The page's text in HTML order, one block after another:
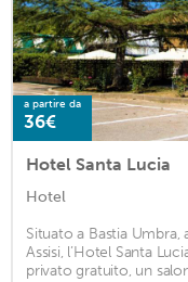
a partire da
36€
Hotel Santa Lucia
Hotel
Situato a Bastia Umbra,
Assisi, l’Hotel Santa
privato gratuito, un